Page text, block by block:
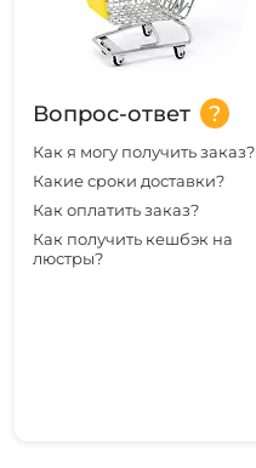
Вопрос-ответ
Как я могу получить заказ?
Какие сроки доставки?
Как оплатить заказ?
Как получить кешбэк на
люстры?